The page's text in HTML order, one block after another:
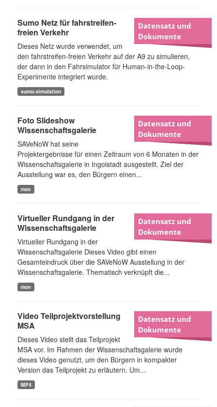
Datensatz und
Dokumente
Sumo Netz für fahrstreifen-
freien Verkehr
Dieses Netz wurde verwendet, um
den fahrstreifen-freien Verkehr auf der A9 zu simulieren,
der dann in den Fahrsimulator für Human-in-the-Loop-
Experimente integriert wurde.
sumo-simulation
Datensatz und
Dokumente
Foto Slideshow
Wissenschaftsgalerie
SAVeNoW hat seine
Projektergebnisse für einen Zeitraum von 6 Monaten in der
Wissenschaftsgalerie in Ingolstadt ausgestellt. Ziel der
Ausstellung war es, den Bürgern einen...
mov
Datensatz und
Dokumente
Virtueller Rundgang in der
Wissenschaftsgalerie
Virtueller Rundgang in der
Wissenschaftsgalerie Dieses Video gibt einen
Gesamteindruck über die SAVeNoW Ausstellung in der
Wissenschaftsgalerie. Thematisch verknüpft die...
mov
Datensatz und
Dokumente
Video Teilprojektvorstellung
MSA
Dieses Video stellt das Teilprojekt
MSA vor. Im Rahmen der Wissenschaftsgalerie wurde
dieses Video genutzt, um den Bürgern in kompakter
Version das Teilprojekt zu erläutern. Um...
MP4